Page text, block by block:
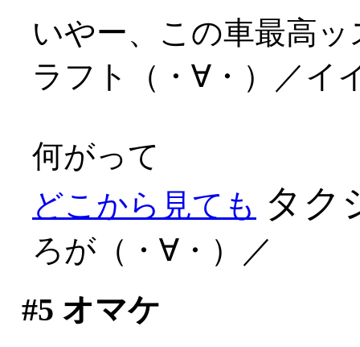
いやー、この車最高
ラフト（・∀・）／イ
何がって
どこから見ても タク
ろが（・∀・）／
#5 オマケ